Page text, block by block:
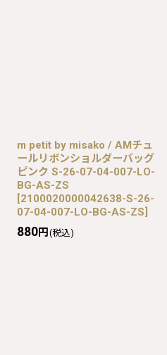
m petit by misako / AMチュ
ールリボンショルダーバッグ
ピンク S-26-07-04-007-LO-
BG-AS-ZS
[2100020000042638-S-26-
07-04-007-LO-BG-AS-ZS]
880円 (税込)